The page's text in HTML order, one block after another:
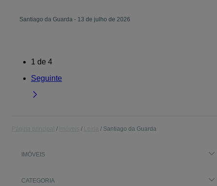
Santiago da Guarda - 13 de julho de 2026
1 de 4
Seguinte
Santiago da Guarda
IMÓVEIS
CATEGORIA